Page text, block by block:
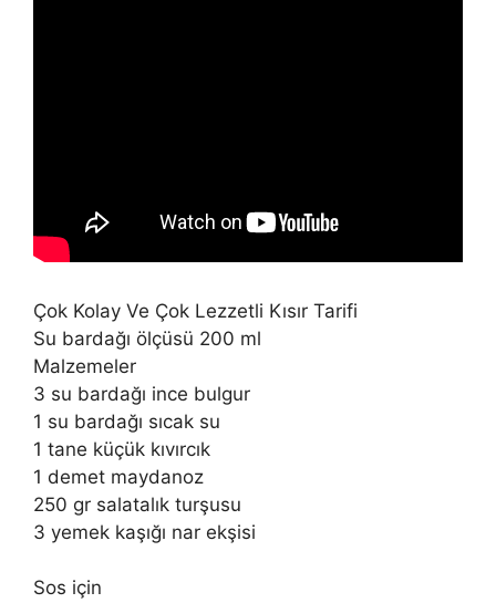
Çok Kolay Ve Çok Lezzetli Kısır Tarifi
Su bardağı ölçüsü 200 ml
Malzemeler
3 su bardağı ince bulgur
1 su bardağı sıcak su
1 tane küçük kıvırcık
1 demet maydanoz
250 gr salatalık turşusu
3 yemek kaşığı nar ekşisi
Sos için